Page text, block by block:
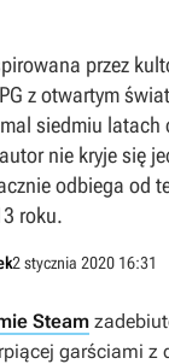
przez
z otwartym
siedmiu latach
nie kryje się
odbiega od
roku.
2 stycznia 2020 16:31
Steam
garściami z